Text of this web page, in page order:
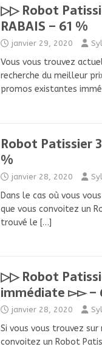
▷▷ Robot
RABAIS – 61 %
janvier 29, 2020
Vous vous trouvez
recherche du meilleur
promos existantes
Robot Patissier
%
janvier 28, 2020
Dans le cas où vous
que vous convoitez un
trouvé le […]
▷▷ Robot
immédiate ▻▻ –
janvier 28, 2020
Si vous vous trouvez
convoitez un Robot